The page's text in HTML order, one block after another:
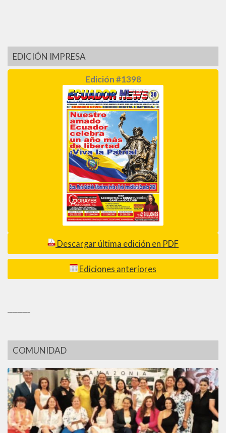
EDICIÓN IMPRESA
Edición #1398
Descargar última edición en PDF
Ediciones anteriores
COMUNIDAD